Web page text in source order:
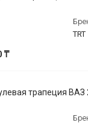
TRT
₸
трапеция ВАЗ